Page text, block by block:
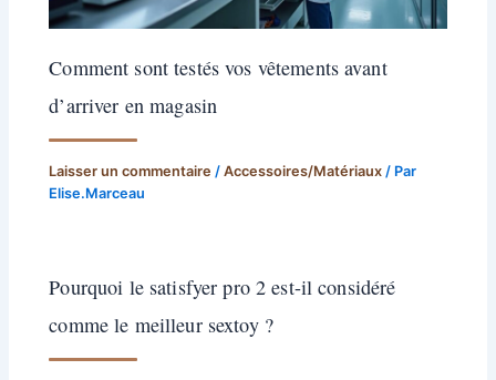
Comment sont testés vos vêtements avant
d’arriver en magasin
Laisser un commentaire /Accessoires/Matériaux / Par
Elise.Marceau
Pourquoi le satisfyer pro 2 est-il considéré
comme le meilleur sextoy ?